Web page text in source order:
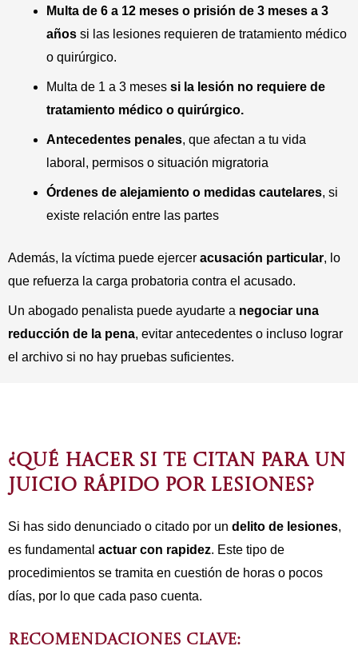
Multa de 6 a 12 meses o prisión de 3 meses a 3
años si las lesiones requieren de tratamiento médico
o quirúrgico.
Multa de 1 a 3 meses si la lesión no requiere de
tratamiento médico o quirúrgico.
Antecedentes penales, que afectan a tu vida
laboral, permisos o situación migratoria
Órdenes de alejamiento o medidas cautelares, si
existe relación entre las partes
Además, la víctima puede ejercer acusación particular, lo
que refuerza la carga probatoria contra el acusado.
Un abogado penalista puede ayudarte a negociar una
reducción de la pena, evitar antecedentes o incluso lograr
el archivo si no hay pruebas suficientes.
¿QUÉ HACER SI TE CITAN PARA UN
JUICIO RÁPIDO POR LESIONES?
Si has sido denunciado o citado por un delito de lesiones,
es fundamental actuar con rapidez. Este tipo de
procedimientos se tramita en cuestión de horas o pocos
días, por lo que cada paso cuenta.
RECOMENDACIONES CLAVE: